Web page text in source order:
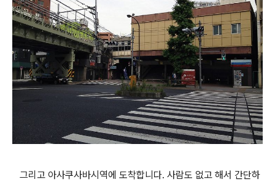
그리고 아사쿠사바시역에 도착합니다. 사람도 없고 해서 간단하